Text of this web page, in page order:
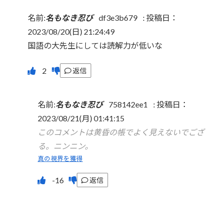
名前:名もなき忍び df3e3b679 : 投稿日：
2023/08/20(日) 21:24:49
国語の大先生にしては読解力が低いな
返信
名前:名もなき忍び 758142ee1 : 投稿日：
2023/08/21(月) 01:41:15
このコメントは黄昏の帳でよく見えないでござ
る。ニンニン。
真の視界を獲得
返信